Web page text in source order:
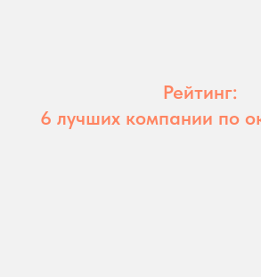
Рейтинг:
6 лучших компании по